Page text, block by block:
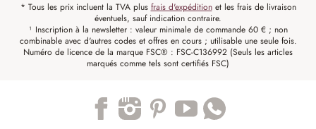
* Tous les prix incluent la TVA plus frais d'expéditionet les frais de livraison
éventuels, sauf indication contraire.
¹ Inscription à la newsletter : valeur minimale de commande 60 € ; non
combinable avec d'autres codes et offres en cours ; utilisable une seule fois.
Numéro de licence de la marque FSC® : FSC-C136992 (Seuls les articles
marqués comme tels sont certifiés FSC)